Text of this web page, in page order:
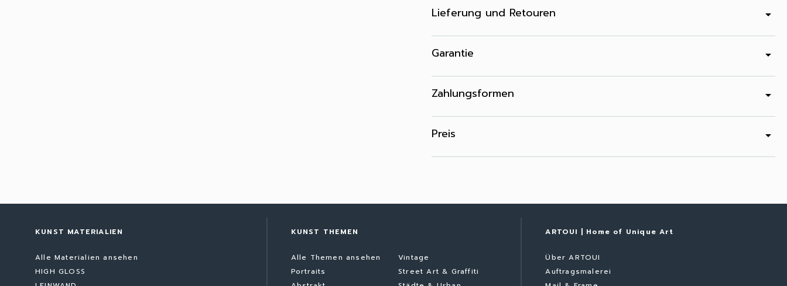
Lieferung und Retouren arrow_drop_down
Garantie arrow_drop_down
Zahlungsformen arrow_drop_down
Preis arrow_drop_down
KUNST MATERIALIEN
Alle Materialien ansehen
HIGH GLOSS
KUNST THEMEN
Alle Themen ansehen
Portraits
Vintage
Street Art & Graffiti
ARTOUI | Home of Unique Art
Über ARTOUI
Auftragsmalerei